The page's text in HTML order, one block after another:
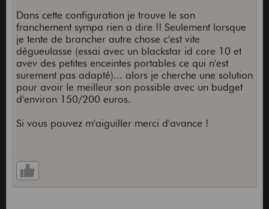
Dans cette configuration je trouve le son
franchement sympa rien a dire !! Seulement lorsque
je tente de brancher autre chose c'est vite
dégueulasse (essai avec un blackstar id core 10 et
avev des petites enceintes portables ce qui n'est
surement pas adapté)... alors je cherche une solution
pour avoir le meilleur son possible avec un budget
d'environ 150/200 euros.
Si vous pouvez m'aiguiller merci d'avance !